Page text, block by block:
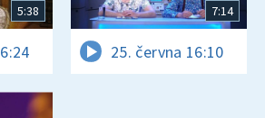
5:38 7:14
25. června 16:10